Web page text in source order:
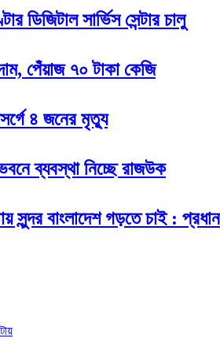
ডিজিটাল সার্ভিস সেন্টার চালু
পেঁয়াজ ৭০ টাকা কেজি
৪ জনের মৃত্যু
ব্যবস্থা নিচ্ছে রাজউক
সুন্দর বাংলাদেশ গড়তে চাই :